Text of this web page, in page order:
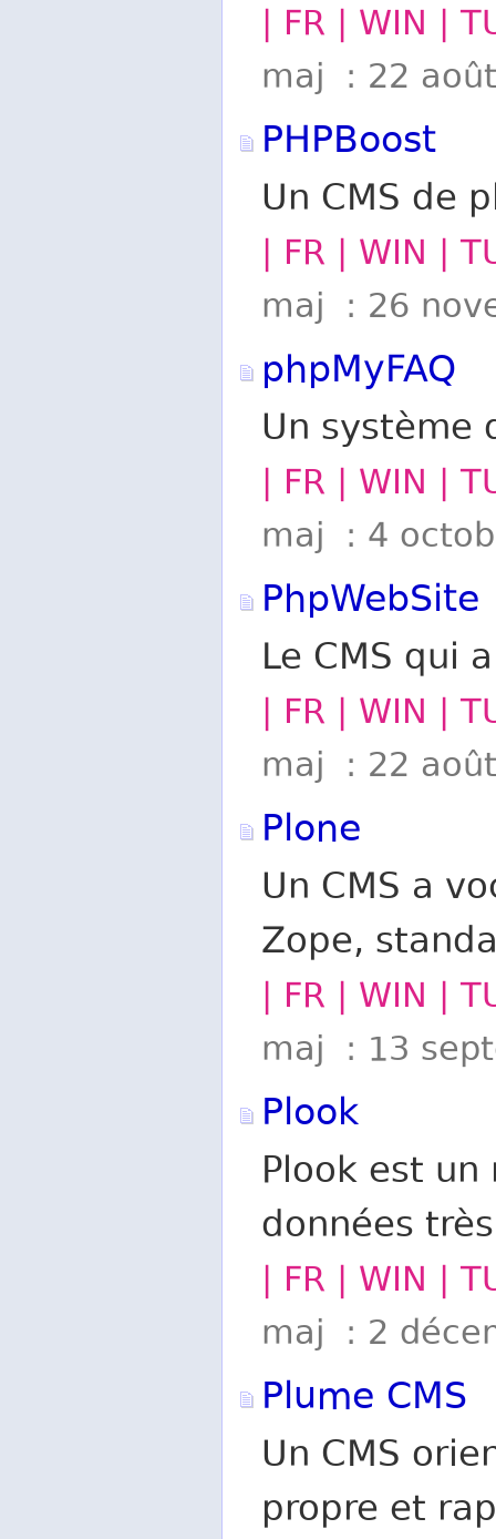
| FR | WIN |
maj : 22
PHPBoost
Un CMS de
| FR | WIN |
maj : 26
phpMyFAQ
Un système
| FR | WIN |
maj : 4
PhpWebSite
Le CMS qui
| FR | WIN |
maj : 22
Plone
Un CMS a
Zope,
| FR | WIN |
maj : 13
Plook
Plook est un
données
| FR | WIN |
maj : 2
Plume CMS
Un CMS
propre et